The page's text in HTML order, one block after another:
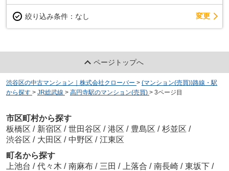
絞り込み条件： なし 変更
ページトップへ
渋谷区の中古マンション｜株式会社クローバー > (マンション(売買))路線・駅
から探す > JR総武線 > 高円寺駅のマンション(売買) > 3ページ目
市区町村から探す
板橋区 / 新宿区 / 世田谷区 / 港区 / 豊島区 / 杉並区 /
渋谷区 / 大田区 / 中野区 / 江東区
町名から探す
上池台 / 代々木 / 南麻布 / 三田 / 上落合 / 南長崎 / 東坂下 /